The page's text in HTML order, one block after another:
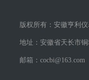
版权所有：安徽亨利仪
地址：安徽省天长市
邮箱：cocbi@163.com